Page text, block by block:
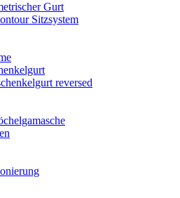
Gurt
Sitzsystem
reversed